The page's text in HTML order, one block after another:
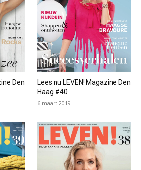
Den
Lees nu LEVEN! Magazine Den
Haag #40
6 maart 2019